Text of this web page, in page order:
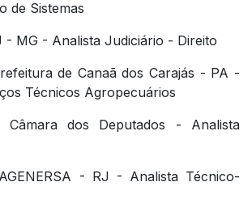
de Sistemas​
- MG - Analista Judiciário - Direito
de Canaã dos Carajás - PA -
Técnicos Agropecuários
dos Deputados - Analista
- RJ - Analista Técnico-